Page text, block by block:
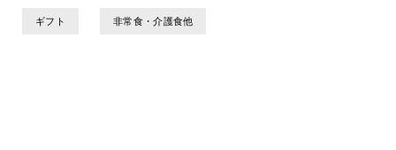
ギフト 非常食・介護食他